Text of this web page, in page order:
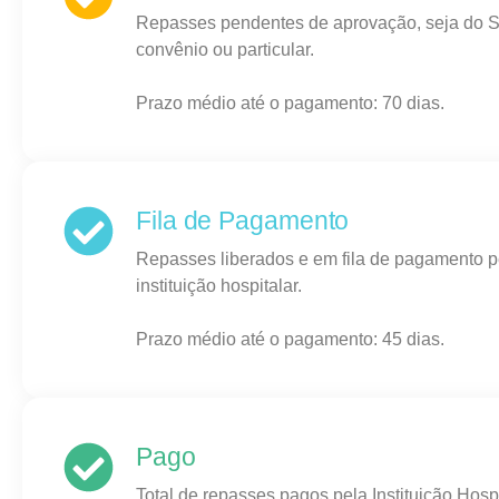
Repasses pendentes de aprovação, seja do
convênio ou particular.
Prazo médio até o pagamento: 70 dias.
Fila de Pagamento
Repasses liberados e em fila de pagamento
instituição hospitalar.
Prazo médio até o pagamento: 45 dias.
Pago